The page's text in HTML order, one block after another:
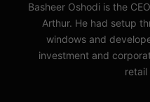
Basheer Oshodi is the
Arthur. He had setup
windows and
investment and
retail